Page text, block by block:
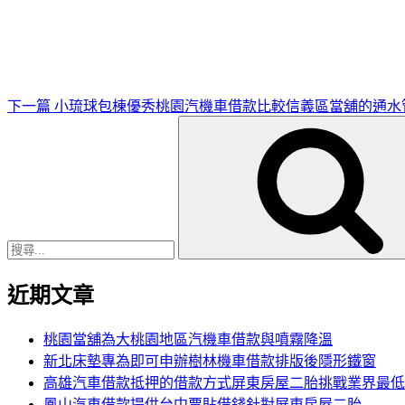
下一篇 小琉球包棟優秀桃園汽機車借款比較信義區當舖的通水
近期文章
桃園當舖為大桃園地區汽機車借款與噴霧降溫
新北床墊專為即可申辦樹林機車借款排版後隱形鐵窗
高雄汽車借款抵押的借款方式屏東房屋二胎挑戰業界最低